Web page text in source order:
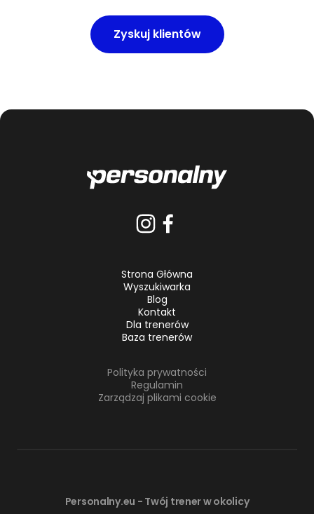
Zyskuj klientów
Strona Główna
Wyszukiwarka
Blog
Kontakt
Dla trenerów
Baza trenerów
Polityka prywatności
Regulamin
Zarządzaj plikami cookie
Personalny.eu - Twój trener w okolicy